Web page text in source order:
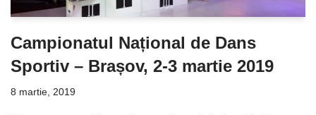
Campionatul Național de Dans
Sportiv – Brașov, 2-3 martie 2019
8 martie, 2019